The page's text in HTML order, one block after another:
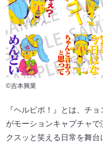
©吉本興業
『ヘルピポ！』とは、チ
がモーションキャプチャ
クスッと笑える日常を舞